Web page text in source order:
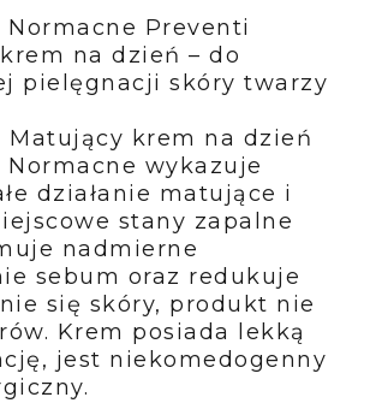
Preventi
na dzień – do
pielęgnacji skóry twarzy
Matujący krem na dzień
Normacne wykazuje
działanie matujące i
stany zapalne
nadmierne
sebum oraz redukuje
się skóry, produkt nie
Krem posiada lekką
jest niekomedogenny